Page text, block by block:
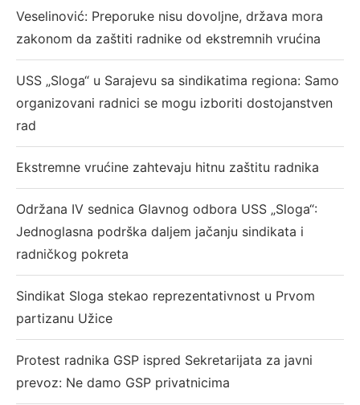
Veselinović: Preporuke nisu dovoljne, država mora
zakonom da zaštiti radnike od ekstremnih vrućina
USS „Sloga“ u Sarajevu sa sindikatima regiona: Samo
organizovani radnici se mogu izboriti dostojanstven
rad
Ekstremne vrućine zahtevaju hitnu zaštitu radnika
Održana IV sednica Glavnog odbora USS „Sloga“:
Jednoglasna podrška daljem jačanju sindikata i
radničkog pokreta
Sindikat Sloga stekao reprezentativnost u Prvom
partizanu Užice
Protest radnika GSP ispred Sekretarijata za javni
prevoz: Ne damo GSP privatnicima